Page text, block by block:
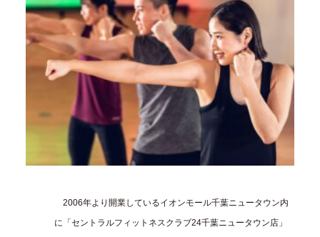
2006年より開業しているイオンモール千葉ニュータウン内
に「セントラルフィットネスクラブ24千葉ニュータウン店」